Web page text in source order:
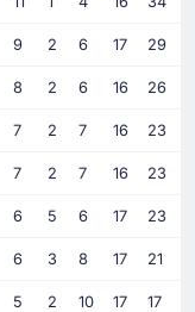
9 2 6 17 29
8 2 6 16 26
7 2 7 16 23
7 2 7 16 23
6 5 6 17 23
6 3 8 17 21
5 2 10 17 17